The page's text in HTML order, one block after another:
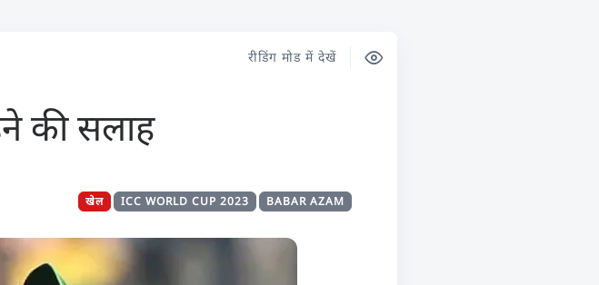
रीडिंग मोड में देखें
की सलाह
BABAR AZAM
ICC WORLD CUP 2023
खेल